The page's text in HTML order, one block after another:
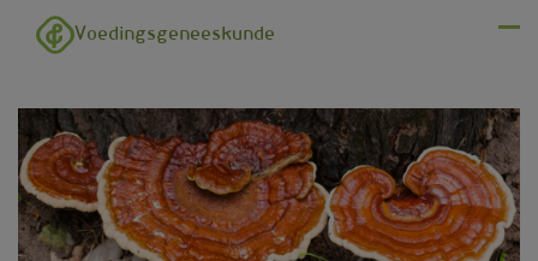
Overslaan en naar de inhoud gaan
Voedingsgeneeskunde